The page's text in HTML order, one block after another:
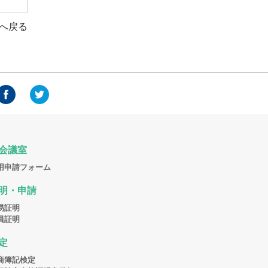
戻る
議室
申請フォーム
・申請
証明
証明
簿記検定